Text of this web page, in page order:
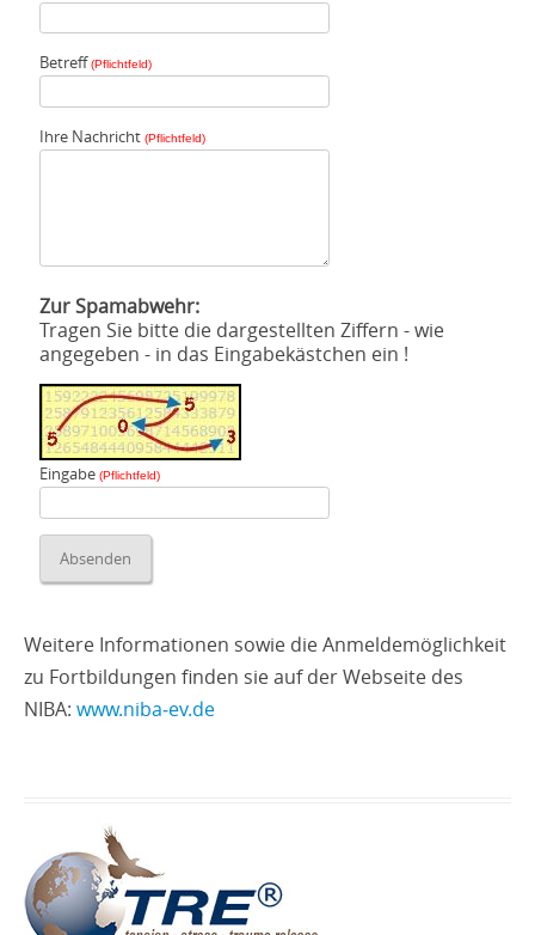
Betreff(Pflichtfeld)
Ihre Nachricht (Pflichtfeld)
Zur Spamabwehr:
Tragen Sie bitte die dargestellten Ziffern - wie
angegeben - in das Eingabekästchen ein !
Eingabe (Pflichtfeld)
Weitere Informationen sowie die Anmeldemöglichkeit
zu Fortbildungen finden sie auf der Webseite des
NIBA: www.niba‑ev.de